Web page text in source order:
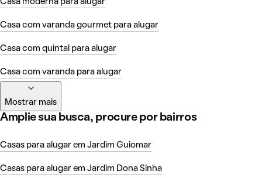
Casa moderna para alugar
Casa com varanda gourmet para alugar
Casa com quintal para alugar
Casa com varanda para alugar
Mostrar mais
Amplie sua busca, procure por bairros
Casas para alugar em Jardim Guiomar
Casas para alugar em Jardim Dona Sinha